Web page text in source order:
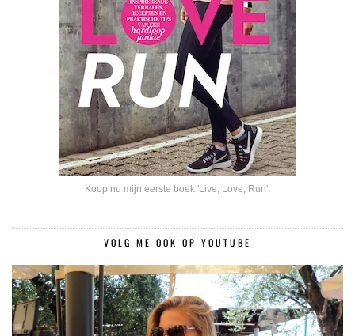
Koop nu mijn eerste boek 'Live, Love, Run'
VOLG ME OOK OP YOUTUBE